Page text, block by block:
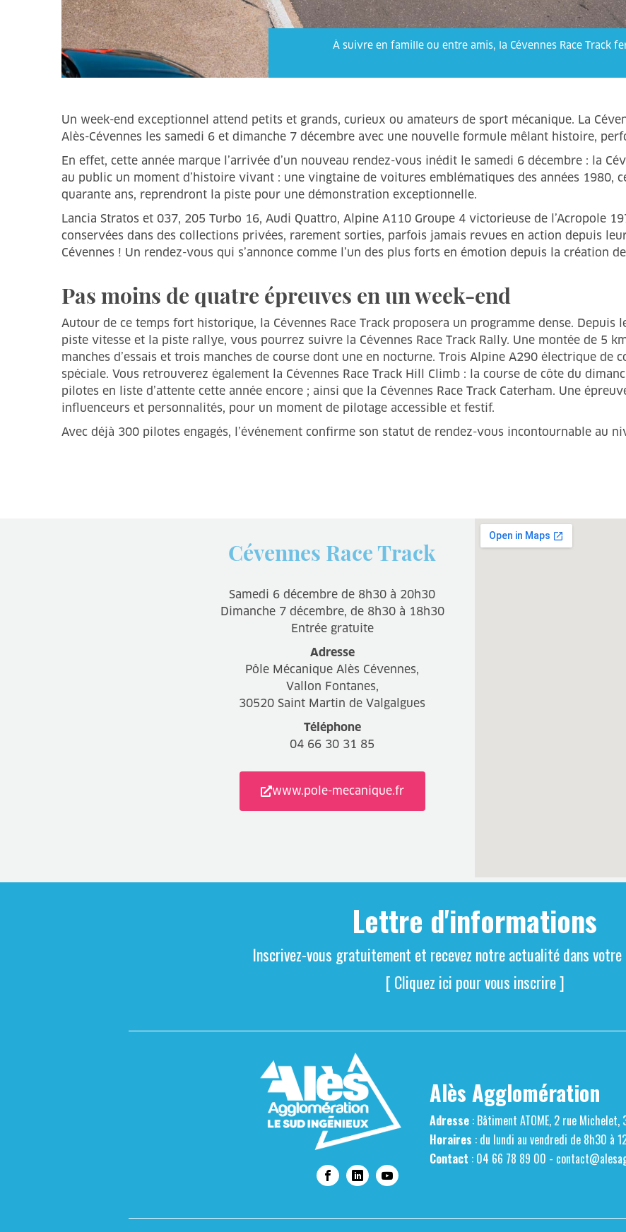
À suivre en famille ou entre amis, la Cévennes Race Track
Un week-end exceptionnel attend petits et grands, curieux ou amateurs de sport mécanique. La
Alès-Cévennes les samedi 6 et dimanche 7 décembre avec une nouvelle formule mêlant histoire,
En effet, cette année marque l’arrivée d’un nouveau rendez-vous inédit le samedi 6 décembre : la
au public un moment d’histoire vivant : une vingtaine de voitures emblématiques des années 1980,
quarante ans, reprendront la piste pour une démonstration exceptionnelle.
Lancia Stratos et 037, 205 Turbo 16, Audi Quattro, Alpine A110 Groupe 4 victorieuse de l’Acropole
conservées dans des collections privées, rarement sorties, parfois jamais revues en action depuis
Cévennes ! Un rendez-vous qui s’annonce comme l’un des plus forts en émotion depuis la création
Pas moins de quatre épreuves en un week-end
Autour de ce temps fort historique, la Cévennes Race Track proposera un programme dense. Depuis
piste vitesse et la piste rallye, vous pourrez suivre la Cévennes Race Track Rally. Une montée de 5
manches d’essais et trois manches de course dont une en nocturne. Trois Alpine A290 électrique
spéciale. Vous retrouverez également la Cévennes Race Track Hill Climb : la course de côte du
pilotes en liste d’attente cette année encore ; ainsi que la Cévennes Race Track Caterham. Une
influenceurs et personnalités, pour un moment de pilotage accessible et festif.
Avec déjà 300 pilotes engagés, l’événement confirme son statut de rendez-vous incontournable au
Cévennes Race Track
Samedi 6 décembre de 8h30 à 20h30
Dimanche 7 décembre, de 8h30 à 18h30
Entrée gratuite
Adresse
Pôle Mécanique Alès Cévennes,
Vallon Fontanes,
30520 Saint Martin de Valgalgues
Téléphone
04 66 30 31 85
www.pole-mecanique.fr
Lettre d'informations
Inscrivez-vous gratuitement et recevez notre actualité dans
[ Cliquez ici pour vous inscrire ]
Alès Agglomération
Adresse: Bâtiment ATOME, 2 rue Michelet,
Horaires : du lundi au vendredi de 8h30 à
Contact : 04 66 78 89 00 -